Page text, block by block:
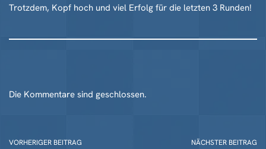
Trotzdem, Kopf hoch und viel Erfolg für die letzten 3 Runden!
Die Kommentare sind geschlossen.
VORHERIGER BEITRAG NÄCHSTER BEITRAG